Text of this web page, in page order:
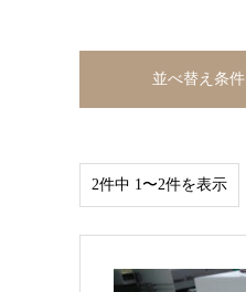
並べ替え条件
2件中 1〜2件を表示